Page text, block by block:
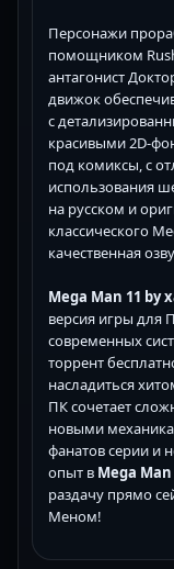
Персонажи
помощником
антагонист
движок
с
красивыми 2D-
под комиксы, с
использования
на русском и
классического
качественная
Mega Man 11 by
версия игры для
современных
торрент
насладиться
ПК сочетает
новыми
фанатов серии и
опыт в Mega
раздачу прямо
Меном!